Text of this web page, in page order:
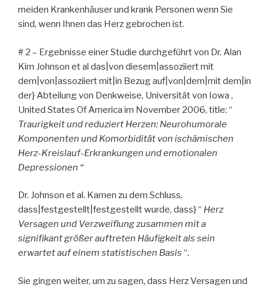
meiden Krankenhäuser und krank Personen wenn Sie
sind, wenn Ihnen das Herz gebrochen ist.
# 2 – Ergebnisse einer Studie durchgeführt von Dr. Alan
Kim Johnson et al das|von diesem|assoziiert mit
dem|von|assoziiert mit|in Bezug auf|von|dem|mit dem|in
der} Abteilung von Denkweise, Universität von Iowa ,
United States Of America im November 2006, title: “
Traurigkeit und reduziert Herzen: Neurohumorale
Komponenten und Komorbidität von ischämischen
Herz-Kreislauf-Erkrankungen und emotionalen
Depressionen “
Dr. Johnson et al. Kamen zu dem Schluss,
dass|festgestellt|festgestellt wurde, dass} “ Herz
Versagen und Verzweiflung zusammen mit a
signifikant größer auftreten Häufigkeit als sein
erwartet auf einem statistischen Basis “.
Sie gingen weiter, um zu sagen, dass Herz Versagen und